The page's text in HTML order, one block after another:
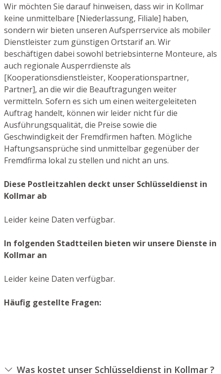
Wir möchten Sie darauf hinweisen, dass wir in Kollmar
keine unmittelbare [Niederlassung, Filiale] haben,
sondern wir bieten unseren Aufsperrservice als mobiler
Dienstleister zum günstigen Ortstarif an. Wir
beschäftigen dabei sowohl betriebsinterne Monteure, als
auch regionale Ausperrdienste als
[Kooperationsdienstleister, Kooperationspartner,
Partner], an die wir die Beauftragungen weiter
vermitteln. Sofern es sich um einen weitergeleiteten
Auftrag handelt, können wir leider nicht für die
Ausführungsqualität, die Preise sowie die
Geschwindigkeit der Fremdfirmen haften. Mögliche
Haftungsansprüche sind unmittelbar gegenüber der
Fremdfirma lokal zu stellen und nicht an uns.
Diese Postleitzahlen deckt unser Schlüsseldienst in
Kollmar ab
Leider keine Daten verfügbar.
In folgenden Stadtteilen bieten wir unsere Dienste in
Kollmar an
Leider keine Daten verfügbar.
Häufig gestellte Fragen:
Was kostet unser Schlüsseldienst in Kollmar ?